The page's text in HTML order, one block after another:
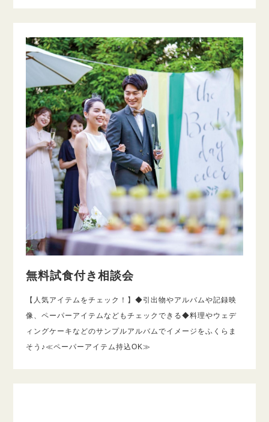
無料試食付き相談会
【人気アイテムをチェック！】◆引出物やアルバムや記録映
像、ペーパーアイテムなどもチェックできる◆料理やウェデ
ィングケーキなどのサンプルアルバムでイメージをふくらま
そう♪≪ペーパーアイテム持込OK≫